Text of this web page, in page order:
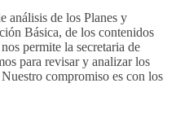
análisis de los Planes y
Básica, de los contenidos
permite la secretaria de
para revisar y analizar los
compromiso es con los